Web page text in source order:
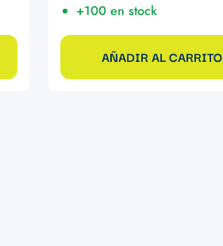
+100 en stock
AÑADIR AL CARRITO